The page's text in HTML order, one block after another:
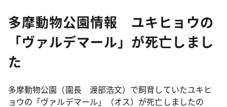
多摩動物公園情報 ユキヒョウの
「ヴァルデマール」が死亡しまし
た
多摩動物公園（園長 渡部浩文）で飼育していたユキヒ
ョウの「ヴァルデマール」（オス）が死亡しましたの